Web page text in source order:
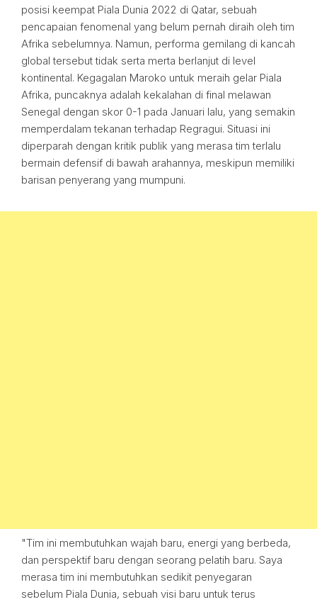
posisi keempat Piala Dunia 2022 di Qatar, sebuah
pencapaian fenomenal yang belum pernah diraih oleh tim
Afrika sebelumnya. Namun, performa gemilang di kancah
global tersebut tidak serta merta berlanjut di level
kontinental. Kegagalan Maroko untuk meraih gelar Piala
Afrika, puncaknya adalah kekalahan di final melawan
Senegal dengan skor 0-1 pada Januari lalu, yang semakin
memperdalam tekanan terhadap Regragui. Situasi ini
diperparah dengan kritik publik yang merasa tim terlalu
bermain defensif di bawah arahannya, meskipun memiliki
barisan penyerang yang mumpuni.
"Tim ini membutuhkan wajah baru, energi yang berbeda,
dan perspektif baru dengan seorang pelatih baru. Saya
merasa tim ini membutuhkan sedikit penyegaran
sebelum Piala Dunia, sebuah visi baru untuk terus